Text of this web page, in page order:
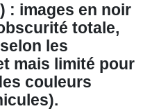
: images en noir
totale,
les
mais limité pour
couleurs